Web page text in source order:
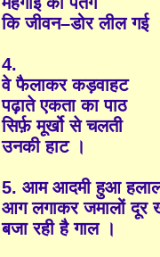
कि जीवन–डोर लील गई
4.
वे फैलाकर कड़वाहट
पढ़ाते एकता का पाठ
सिर्फ़ मूर्खो से चलती
उनकी हाट ।
5. आम आदमी हुआ
आग लगाकर जमालों दूर
बजा रही है गाल ।